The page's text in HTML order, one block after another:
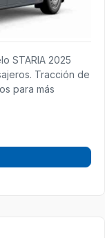
STARIA 2025
Tracción de
para más